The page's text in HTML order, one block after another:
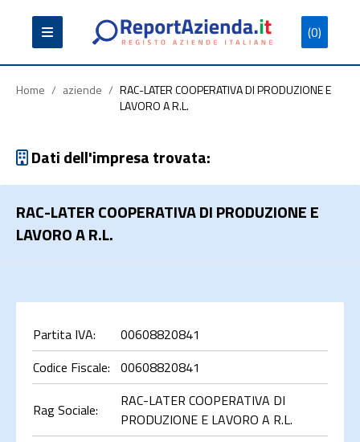
(0)
Partita
Iva
Codice
Fiscale
Ragione
Sociale
Home / aziende / RAC-LATER COOPERATIVA DI PRODUZIONE E
LAVORO A R.L.
Dati dell'impresa trovata:
RAC-LATER COOPERATIVA DI PRODUZIONE E
LAVORO A R.L.
Partita IVA:
00608820841
Codice Fiscale: 00608820841
Rag Sociale:
RAC-LATER COOPERATIVA DI
PRODUZIONE E LAVORO A R.L.